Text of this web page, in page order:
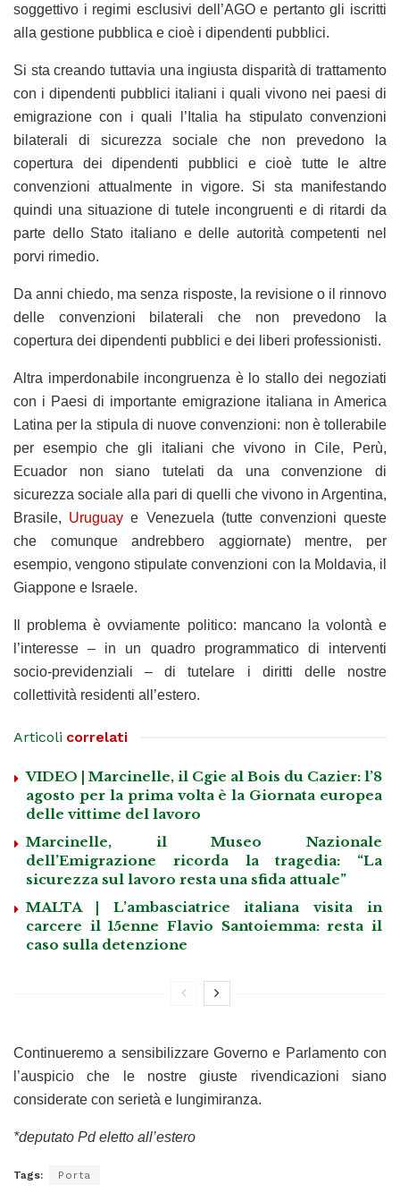
soggettivo i regimi esclusivi dell’AGO e pertanto gli iscritti
alla gestione pubblica e cioè i dipendenti pubblici.
Si sta creando tuttavia una ingiusta disparità di trattamento
con i dipendenti pubblici italiani i quali vivono nei paesi di
emigrazione con i quali l’Italia ha stipulato convenzioni
bilaterali di sicurezza sociale che non prevedono la
copertura dei dipendenti pubblici e cioè tutte le altre
convenzioni attualmente in vigore. Si sta manifestando
quindi una situazione di tutele incongruenti e di ritardi da
parte dello Stato italiano e delle autorità competenti nel
porvi rimedio.
Da anni chiedo, ma senza risposte, la revisione o il rinnovo
delle convenzioni bilaterali che non prevedono la
copertura dei dipendenti pubblici e dei liberi professionisti.
Altra imperdonabile incongruenza è lo stallo dei negoziati
con i Paesi di importante emigrazione italiana in America
Latina per la stipula di nuove convenzioni: non è tollerabile
per esempio che gli italiani che vivono in Cile, Perù,
Ecuador non siano tutelati da una convenzione di
sicurezza sociale alla pari di quelli che vivono in Argentina,
Brasile, Uruguay e Venezuela (tutte convenzioni queste
che comunque andrebbero aggiornate) mentre, per
esempio, vengono stipulate convenzioni con la Moldavia, il
Giappone e Israele.
Il problema è ovviamente politico: mancano la volontà e
l’interesse – in un quadro programmatico di interventi
socio-previdenziali – di tutelare i diritti delle nostre
collettività residenti all’estero.
Articoli correlati
VIDEO | Marcinelle, il Cgie al Bois du Cazier: l’8
agosto per la prima volta è la Giornata europea
delle vittime del lavoro
Marcinelle, il Museo Nazionale
dell’Emigrazione ricorda la tragedia: “La
sicurezza sul lavoro resta una sfida attuale”
MALTA | L’ambasciatrice italiana visita in
carcere il 15enne Flavio Santoiemma: resta il
caso sulla detenzione
Continueremo a sensibilizzare Governo e Parlamento con
l’auspicio che le nostre giuste rivendicazioni siano
considerate con serietà e lungimiranza.
*deputato Pd eletto all’estero
Tags: Porta